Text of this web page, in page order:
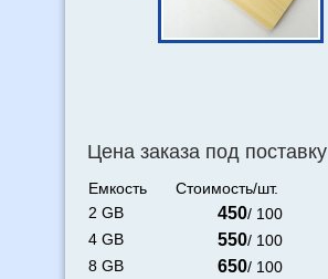
Цена заказа под поставку
Емкость
Стоимость/шт.
2 GB
450/ 100
4 GB
550/ 100
8 GB
650/ 100